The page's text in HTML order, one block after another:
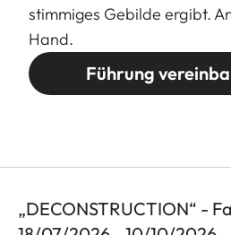
stimmiges Gebilde ergibt.
Hand.
Führung
„DECONSTRUCTION“ -